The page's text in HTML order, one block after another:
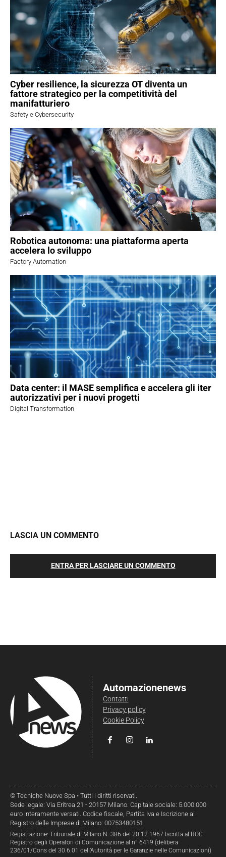
Cyber resilience, la sicurezza OT diventa un
fattore strategico per la competitività del
manifatturiero
Safety e Cybersecurity
Robotica autonoma: una piattaforma aperta
accelera lo sviluppo
Factory Automation
Data center: il MASE semplifica e accelera gli iter
autorizzativi per i nuovi progetti
Digital Transformation
LASCIA UN COMMENTO
ENTRA PER LASCIARE UN COMMENTO
Automazionenews
Contatti
Privacy policy
Cookie Policy
© Tecniche Nuove Spa • Tutti i diritti riservati.
Sede legale: Via Eritrea 21 - 20157 Milano. Capitale sociale: 5.000.000
euro interamente versati. Codice fiscale, Partita Iva e Iscrizione al
Registro delle Imprese di Milano: 00753480151
Registrazione: Tribunale di Milano N. 386 del 20.12.1967 Iscritta al ROC
Registro degli Operatori di Comunicazione al n° 6419 (delibera
236/01/Cons del 30.6.01 dell’Autorità per le Garanzie nelle Comunicazioni)